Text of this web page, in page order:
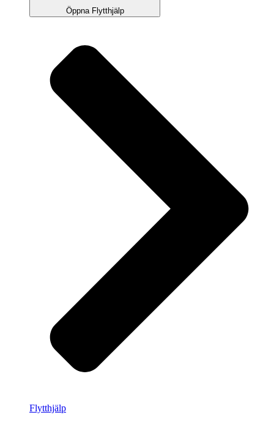
Öppna Flytthjälp
Flytthjälp